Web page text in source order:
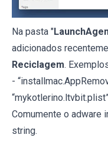
Na pasta "
adicionados
Reciclagem.
-
Comumente o adware
string.